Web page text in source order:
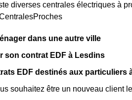
diverses centrales électriques à
dans une autre ville
son contrat EDF à Lesdins
EDF destinés aux particuliers
souhaitez être un nouveau client